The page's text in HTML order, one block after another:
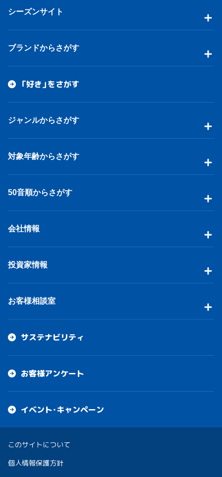
シーズンサイト
ブランドからさがす
「好き」をさがす
ジャンルからさがす
対象年齢からさがす
50音順からさがす
会社情報
投資家情報
お客様相談室
サステナビリティ
お客様アンケート
イベント・キャンペーン
このサイトについて
個人情報保護方針